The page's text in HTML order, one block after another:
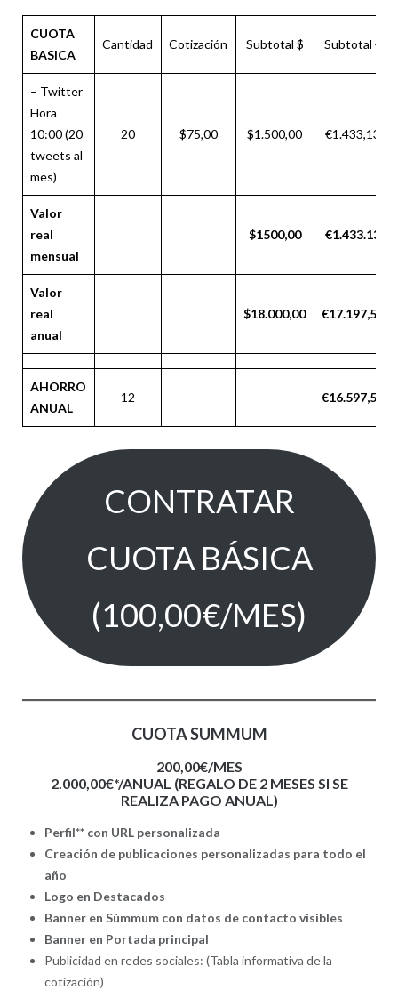
CUOTA
BASICA
Cantidad Cotización Subtotal $ Subtotal €
– Twitter
Hora
10:00 (20
tweets al
mes)
20 $75,00 $1.500,00 €1.433,13
Valor
real
mensual
$1500,00 €1.433.13
Valor
real
anual
$18.000,00 €17.197,56
AHORRO
ANUAL
12 €16.597,56
CONTRATAR
CUOTA BÁSICA
(100,00€/MES)
CUOTA SUMMUM
200,00€/MES
2.000,00€*/ANUAL (REGALO DE 2 MESES SI SE
REALIZA PAGO ANUAL)
Perfil** con URL personalizada
Creación de publicaciones personalizadas para todo el
año
Logo en Destacados
Banner en Súmmum con datos de contacto visibles
Banner en Portada principal
Publicidad en redes sociales: (Tabla informativa de la
cotización)